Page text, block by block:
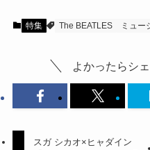
特集 The BEATLES ミュー
よかったらシ
スガ シカオ×ヒャダイン